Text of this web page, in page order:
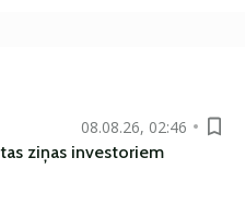
08.08.26, 02:46
ziņas investoriem